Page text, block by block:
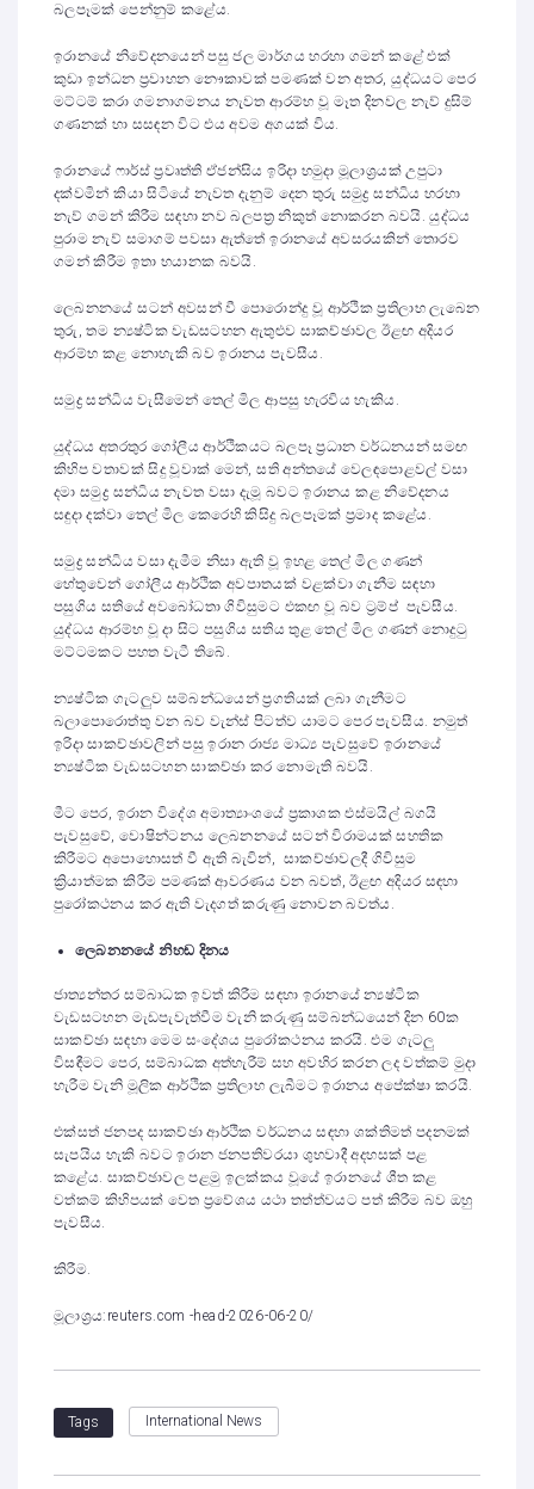
බලපෑමක් පෙන්නුම් කළේය.
ඉරානයේ නිවේදනයෙන් පසු ජල මාර්ගය හරහා ගමන් කළේ එක්
කුඩා ඉන්ධන ප්‍රවාහන නෞකාවක් පමණක් වන අතර, යුද්ධයට පෙර
මට්ටම් කරා ගමනාගමනය නැවත ආරම්භ වූ මෑත දිනවල නැව් දුසිම්
ගණනක් හා සසඳන විට එය අවම අගයක් විය.
ඉරානයේ ෆාර්ස් ප්‍රවෘත්ති ඒජන්සිය ඉරිදා හමුදා මූලාශ්‍රයක් උපුටා
දක්වමින් කියා සිටියේ නැවත දැනුම් දෙන තුරු සමුද්‍ර සන්ධිය හරහා
නැව් ගමන් කිරීම සඳහා නව බලපත්‍ර නිකුත් නොකරන බවයි. යුද්ධය
පුරාම නැව් සමාගම් පවසා ඇත්තේ ඉරානයේ අවසරයකින් තොරව
ගමන් කිරීම ඉතා භයානක බවයි.
ලෙබනනයේ සටන් අවසන් වී පොරොන්දු වූ ආර්ථික ප්‍රතිලාභ ලැබෙන
තුරු, තම න්‍යෂ්ටික වැඩසටහන ඇතුළුව සාකච්ඡාවල ඊළඟ අදියර
ආරම්භ කළ නොහැකි බව ඉරානය පැවසීය.
සමුද්‍ර සන්ධිය වැසීමෙන් තෙල් මිල ආපසු හැරවිය හැකිය.
යුද්ධය අතරතුර ගෝලීය ආර්ථිකයට බලපෑ ප්‍රධාන වර්ධනයන් සමඟ
කිහිප වතාවක් සිදු වූවාක් මෙන්, සති අන්තයේ වෙලඳපොළවල් වසා
දමා සමුද්‍ර සන්ධිය නැවත වසා දැමූ බවට ඉරානය කළ නිවේදනය
සඳුදා දක්වා තෙල් මිල කෙරෙහි කිසිදු බලපෑමක් ප්‍රමාද කළේය.
සමුද්‍ර සන්ධිය වසා දැමීම නිසා ඇති වූ ඉහළ තෙල් මිල ගණන්
හේතුවෙන් ගෝලීය ආර්ථික අවපාතයක් වළක්වා ගැනීම සඳහා
පසුගිය සතියේ අවබෝධතා ගිවිසුමට එකඟ වූ බව ට්‍රම්ප් පැවසීය.
යුද්ධය ආරම්භ වූ දා සිට පසුගිය සතිය තුළ තෙල් මිල ගණන් නොදුටු
මට්ටමකට පහත වැටී තිබේ.
න්‍යෂ්ටික ගැටලුව සම්බන්ධයෙන් ප්‍රගතියක් ලබා ගැනීමට
බලාපොරොත්තු වන බව වැන්ස් පිටත්ව යාමට පෙර පැවසීය. නමුත්
ඉරිදා සාකච්ඡාවලින් පසු ඉරාන රාජ්‍ය මාධ්‍ය පැවසුවේ ඉරානයේ
න්‍යෂ්ටික වැඩසටහන සාකච්ඡා කර නොමැති බවයි.
මීට පෙර, ඉරාන විදේශ අමාත්‍යාංශයේ ප්‍රකාශක එස්මයිල් බගයි
පැවසුවේ, වොෂින්ටනය ලෙබනනයේ සටන් විරාමයක් සහතික
කිරීමට අපොහොසත් වී ඇති බැවින්, සාකච්ඡාවලදී ගිවිසුම
ක්‍රියාත්මක කිරීම පමණක් ආවරණය වන බවත්, ඊළඟ අදියර සඳහා
පුරෝකථනය කර ඇති වැදගත් කරුණු නොවන බවත්ය.
ලෙබනනයේ නිහඬ දිනය
ජාත්‍යන්තර සම්බාධක ඉවත් කිරීම සඳහා ඉරානයේ න්‍යෂ්ටික
වැඩසටහන මැඩපැවැත්වීම වැනි කරුණු සම්බන්ධයෙන් දින 60ක
සාකච්ඡා සඳහා මෙම සංදේශය පුරෝකථනය කරයි. එම ගැටලු
විසඳීමට පෙර, සම්බාධක අත්හැරීම් සහ අවහිර කරන ලද වත්කම් මුදා
හැරීම වැනි මූලික ආර්ථික ප්‍රතිලාභ ලැබීමට ඉරානය අපේක්ෂා කරයි.
එක්සත් ජනපද සාකච්ඡා ආර්ථික වර්ධනය සඳහා ශක්තිමත් පදනමක්
සැපයිය හැකි බවට ඉරාන ජනපතිවරයා ශුභවාදී අදහසක් පළ
කළේය. සාකච්ඡාවල පළමු ඉලක්කය වූයේ ඉරානයේ ශීත කළ
වත්කම් කිහිපයක් වෙත ප්‍රවේශය යථා තත්ත්වයට පත් කිරීම බව ඔහු
පැවසීය.
කිරීම.
මූලාශ්‍රය:reuters.com -head-2026-06-20/
Tags International News